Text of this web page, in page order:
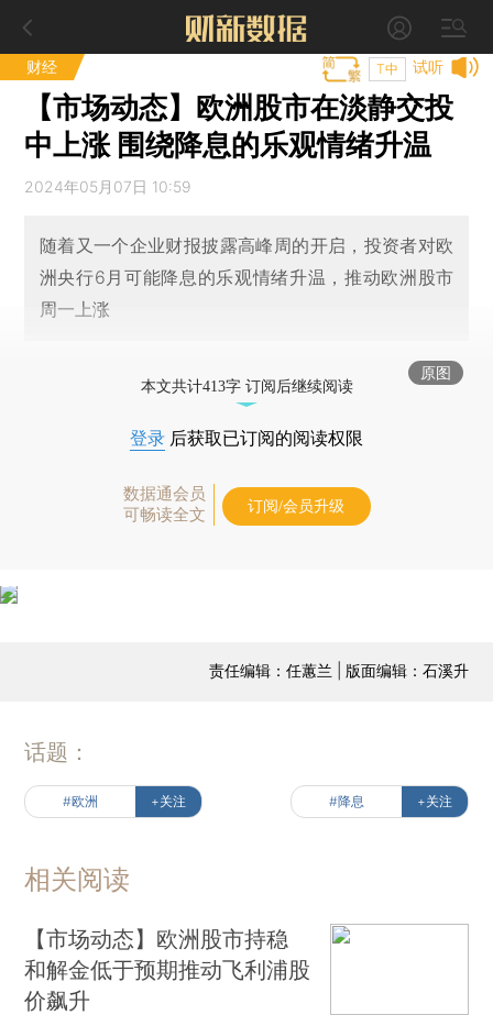
财经 试听
T中
【市场动态】欧洲股市在淡静交投
中上涨 围绕降息的乐观情绪升温
2024年05月07日 10:59
随着又一个企业财报披露高峰周的开启，投资者对欧
洲央行6月可能降息的乐观情绪升温，推动欧洲股市
周一上涨
原图
本文共计413字 订阅后继续阅读
登录 后获取已订阅的阅读权限
数据通会员
可畅读全文
订阅/会员升级
责任编辑：任蕙兰 | 版面编辑：石溪升
话题：
#欧洲 +关注 #降息 +关注
相关阅读
【市场动态】欧洲股市持稳
和解金低于预期推动飞利浦股
价飙升